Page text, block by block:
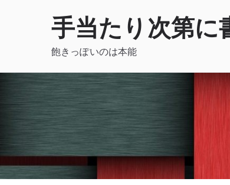
手当たり次第に
飽きっぽいのは本能